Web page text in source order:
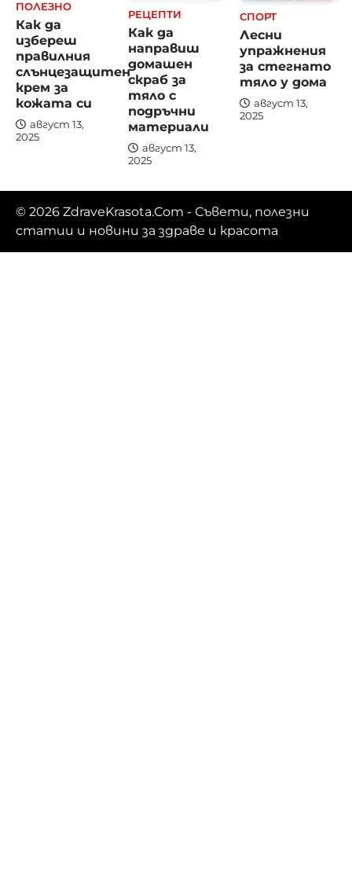
ПОЛЕЗНО
Как да
избереш
правилния
слънцезащитен
крем за
кожата си
август 13,
2025
РЕЦЕПТИ
Как да
направиш
домашен
скраб за
тяло с
подръчни
материали
август 13,
2025
СПОРТ
Лесни
упражнения
за стегнато
тяло у дома
август 13,
2025
© 2026 ZdraveKrasota.Com - Съвети, полезни
статии и новини за здраве и красота